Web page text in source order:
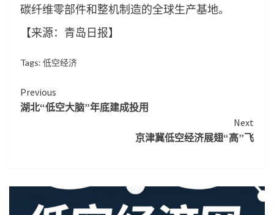
碳纤维零部件和整机制造的全球生产基地。
【来源：青岛日报】
Tags: 低空经济
Continue
Reading
Previous
湖北“低空大脑”年底建成投用
Next
京津冀低空经济展翅“高”飞